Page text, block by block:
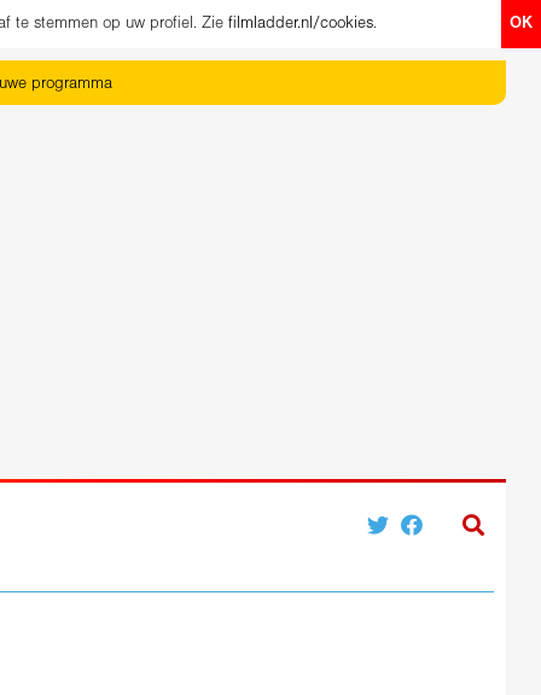
OK
te stemmen op uw profiel. Zie filmladder.nl/cookies.
programma